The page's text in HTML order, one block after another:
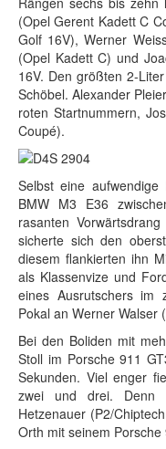
(Opel Gerent Kadett C
Golf 16V), Werner
(Opel Kadett C) und
16V. Den größten 2-
Schöbel. Alexander
roten Startnummern,
Coupé).
Selbst eine
BMW M3 E36
rasanten
sicherte sich den
diesem flankierten ihn
als Klassenvize und
eines Ausrutschers im
Pokal an Werner Walser
Bei den Boliden mit
Stoll im Porsche 911
Sekunden. Viel enger
zwei und drei. Denn
Hetzenauer (P2/
Orth mit seinem